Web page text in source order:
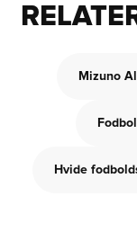
Mizuno
Hvide